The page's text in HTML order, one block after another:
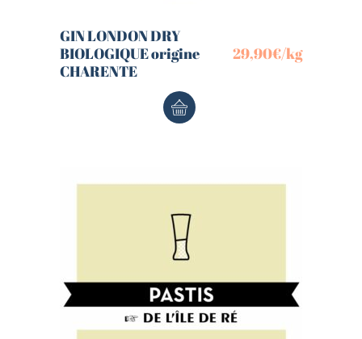
GIN LONDON DRY
BIOLOGIQUE origine
CHARENTE
29,90€/kg